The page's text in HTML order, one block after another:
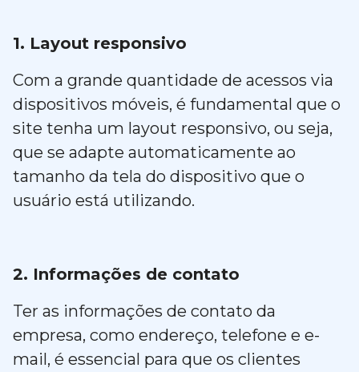
1. Layout responsivo
Com a grande quantidade de acessos via
dispositivos móveis, é fundamental que o
site tenha um layout responsivo, ou seja,
que se adapte automaticamente ao
tamanho da tela do dispositivo que o
usuário está utilizando.
2. Informações de contato
Ter as informações de contato da
empresa, como endereço, telefone e e-
mail, é essencial para que os clientes